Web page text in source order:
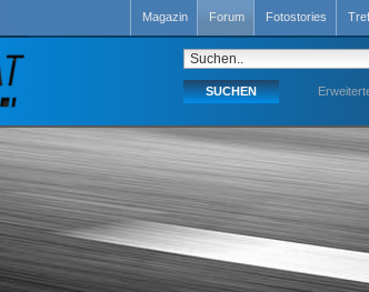
Magazin Forum Fotostories